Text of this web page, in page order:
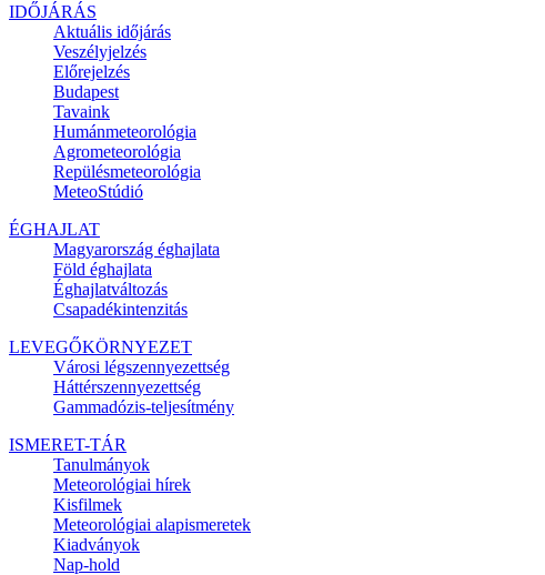
IDŐJÁRÁS
Aktuális időjárás
Veszélyjelzés
Előrejelzés
Budapest
Tavaink
Humánmeteorológia
Agrometeorológia
Repülésmeteorológia
MeteoStúdió
ÉGHAJLAT
Magyarország éghajlata
Föld éghajlata
Éghajlatváltozás
Csapadékintenzitás
LEVEGŐKÖRNYEZET
Városi légszennyezettség
Háttérszennyezettség
Gammadózis-teljesítmény
ISMERET-TÁR
Tanulmányok
Meteorológiai hírek
Kisfilmek
Meteorológiai alapismeretek
Kiadványok
Nap-hold